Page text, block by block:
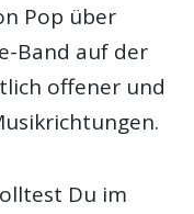
Pop über
Band auf der
offener und
Du im